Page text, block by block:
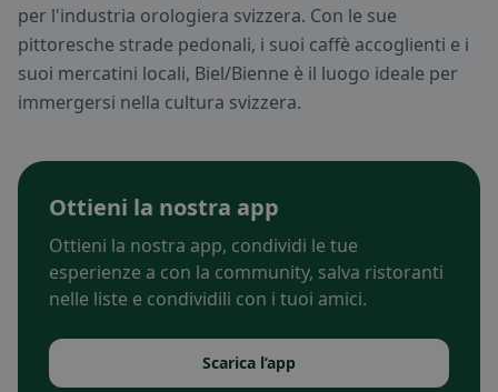
per l'industria orologiera svizzera. Con le sue
pittoresche strade pedonali, i suoi caffè accoglienti e i
suoi mercatini locali, Biel/Bienne è il luogo ideale per
immergersi nella cultura svizzera.
Ottieni la nostra app
Ottieni la nostra app, condividi le tue
esperienze a con la community, salva ristoranti
nelle liste e condividili con i tuoi amici.
Scarica l’app